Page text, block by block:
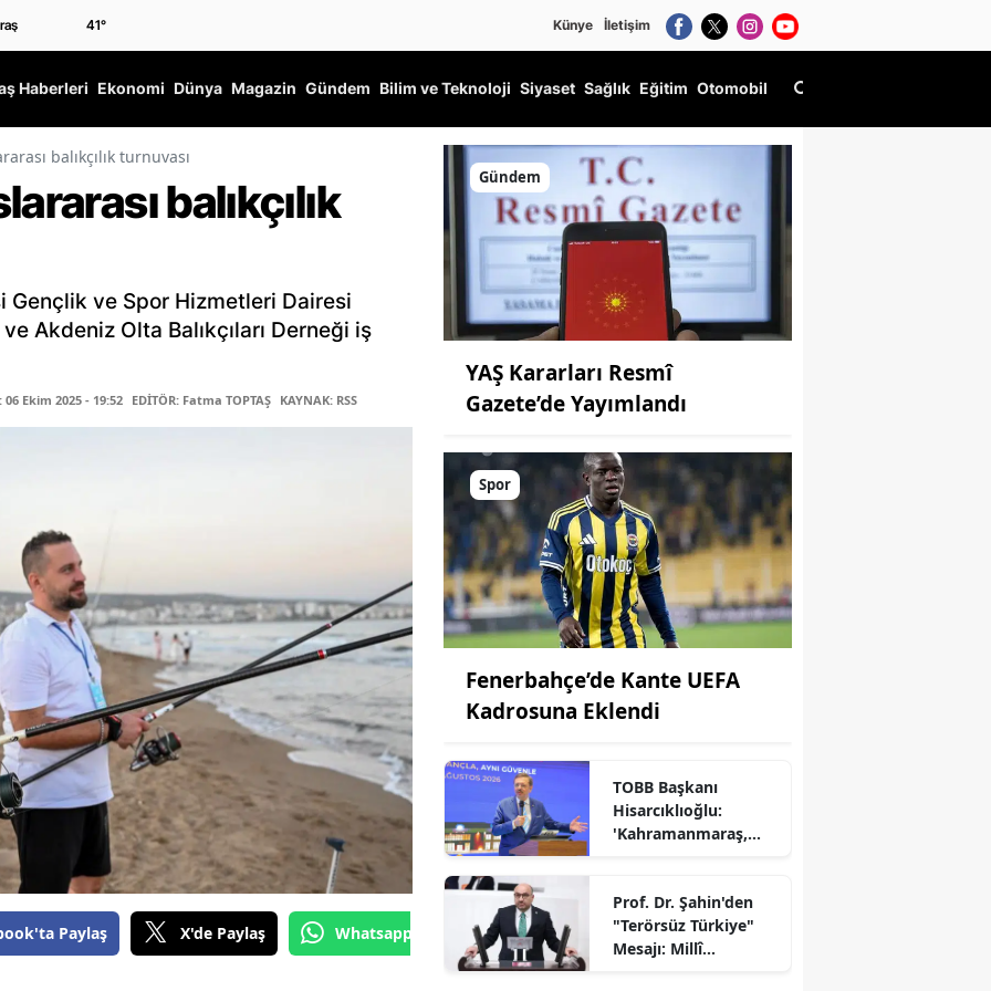
41° Künye İletişim
Haberleri Ekonomi Dünya Magazin Gündem Bilim ve Teknoloji Siyaset Sağlık Eğitim Otomobil
balıkçılık turnuvası
balıkçılık
Gençlik ve Spor Hizmetleri Dairesi
Akdeniz Olta Balıkçıları Derneği iş
06 Ekim 2025 - 19:52 EDİTÖR: Fatma TOPTAŞ KAYNAK: RSS
Paylaş X'de Paylaş Whatsapp'tan Gönder
Gündem
YAŞ Kararları Resmî
Gazete’de Yayımlandı
Spor
Fenerbahçe’de Kante UEFA
Kadrosuna Eklendi
TOBB Başkanı
Hisarcıklıoğlu:
'Kahramanmaraş,
Şehirlerinden
Birisidir'
Prof. Dr. Şahin'den
"Terörsüz Türkiye"
Mesajı: Millî